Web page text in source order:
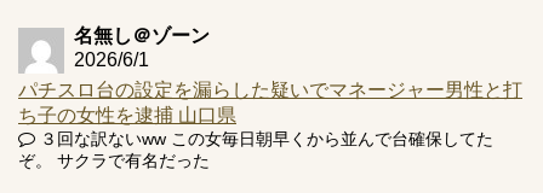
名無し＠ゾーン
2026/6/1
パチスロ台の設定を漏らした疑いでマネージャー男性と打
ち子の女性を逮捕 山口県
３回な訳ないww この女毎日朝早くから並んで台確保してた
ぞ。 サクラで有名だった